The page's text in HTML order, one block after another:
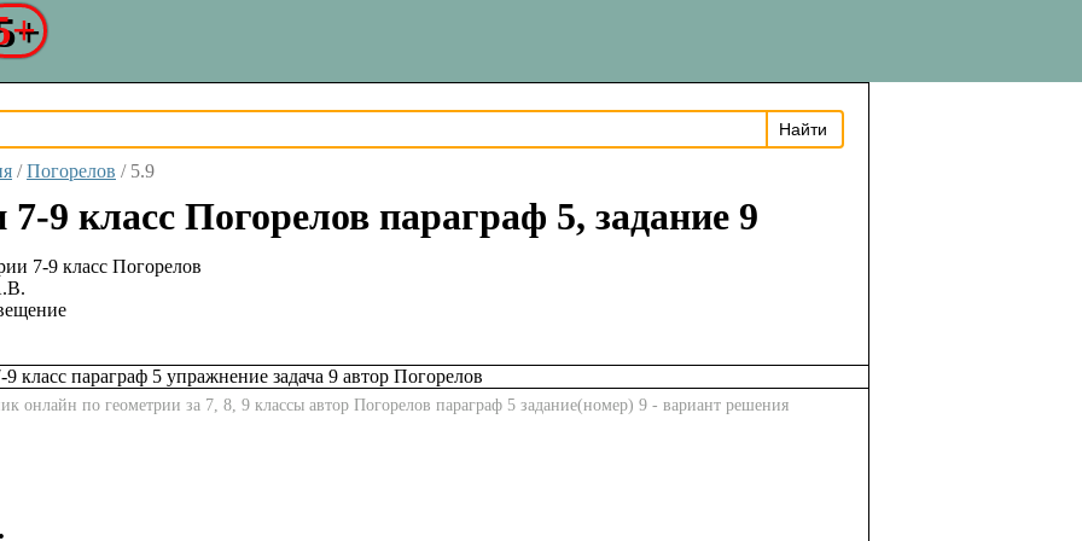
/ Погорелов / 5.9
9 класс Погорелов параграф 5, задание 9
онлайн по геометрии за 7, 8, 9 классы автор Погорелов параграф 5 задание(номер) 9 - вариант решения